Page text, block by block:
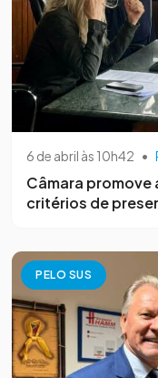
6 de abril às 10h42 •
Câmara
critérios de
PELO SUS